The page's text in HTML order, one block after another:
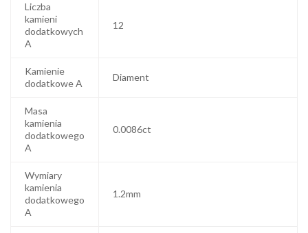
Liczba
kamieni
dodatkowych
A
12
Kamienie
dodatkowe A
Diament
Masa
kamienia
dodatkowego
A
0.0086ct
Wymiary
kamienia
dodatkowego
A
1.2mm